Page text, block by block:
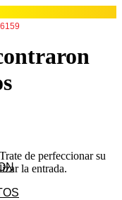
de perfeccionar su
la entrada.